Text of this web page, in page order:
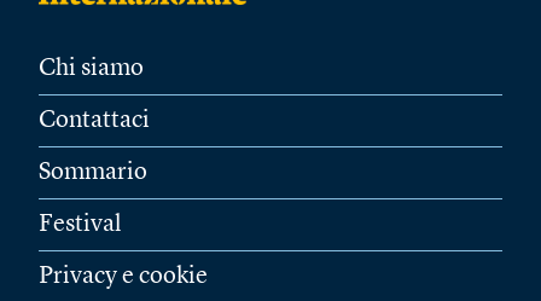
Chi siamo
Contattaci
Sommario
Festival
Privacy e cookie